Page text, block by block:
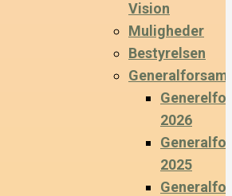
Vision
Muligheder
Bestyrelsen
2026
2025